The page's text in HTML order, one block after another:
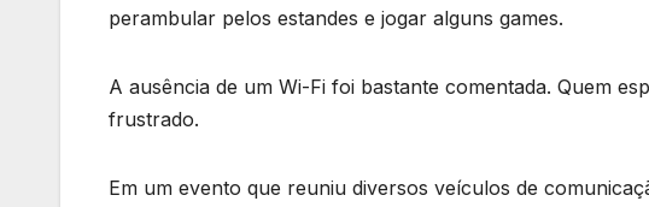
perambular pelos estandes e jogar alguns games.
A ausência de um Wi-Fi foi bastante comentada. Quem
frustrado.
Em um evento que reuniu diversos veículos de